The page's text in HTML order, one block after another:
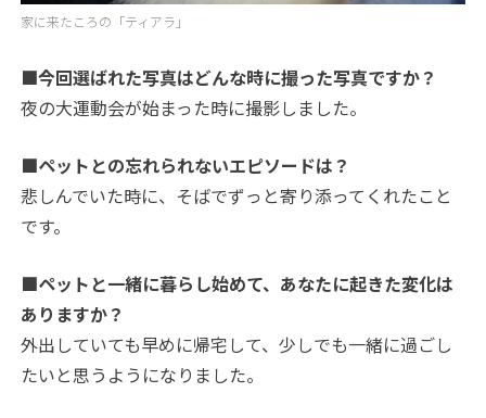
家に来たころの「ティアラ」
■今回選ばれた写真はどんな時に撮った写真ですか？
夜の大運動会が始まった時に撮影しました。
■ペットとの忘れられないエピソードは？
悲しんでいた時に、そばでずっと寄り添ってくれたこと
です。
■ペットと一緒に暮らし始めて、あなたに起きた変化は
ありますか？
外出していても早めに帰宅して、少しでも一緒に過ごし
たいと思うようになりました。